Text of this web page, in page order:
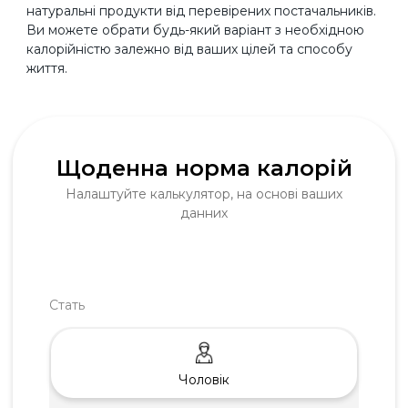
натуральні продукти від перевірених постачальників.
Ви можете обрати будь-який варіант з необхідною
калорійністю залежно від ваших цілей та способу
життя.
Щоденна норма калорiй
Налаштуйте калькулятор, на основi ваших
данних
Стать
Чоловік